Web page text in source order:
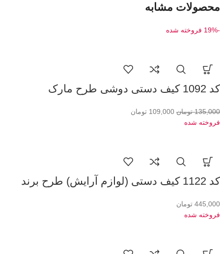
محصولات مشابه
-19% فروخته شده
کد 1092 کیف دستی دوشی طرح مارک
135,000 تومان 109,000 تومان
فروخته شده
کد 1122 کیف دستی (لوازم آرایش) طرح برند
445,000 تومان
فروخته شده